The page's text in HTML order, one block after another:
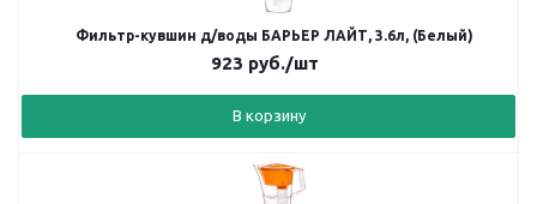
Фильтр-кувшин д/воды БАРЬЕР ЛАЙТ, 3.6л, (Белый)
923 руб./шт
В корзину